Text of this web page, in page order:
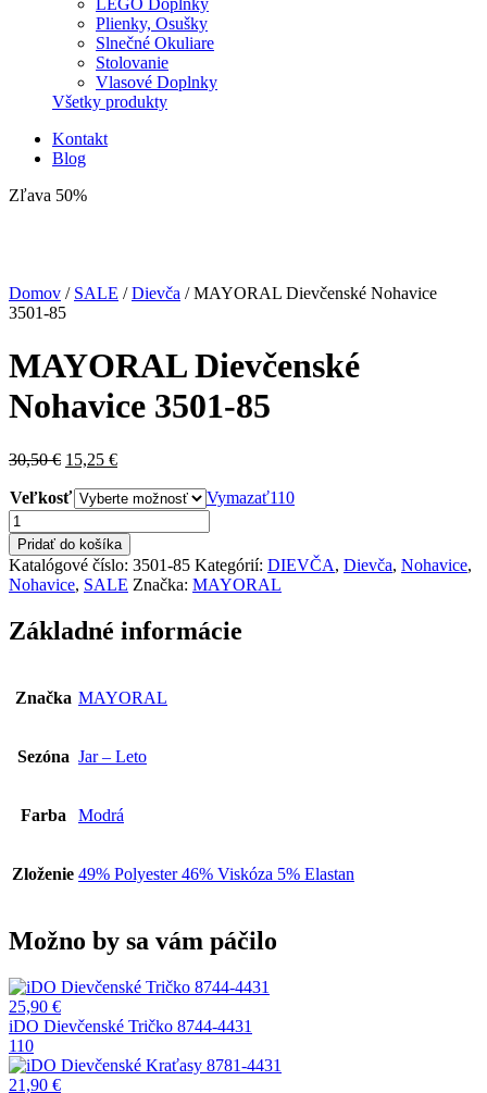
LEGO Doplnky
Plienky, Osušky
Slnečné Okuliare
Stolovanie
Vlasové Doplnky
Všetky produkty
Kontakt
Blog
Zľava 50%
Domov / SALE /Dievča / MAYORAL Dievčenské Nohavice
3501-85
MAYORAL Dievčenské
Nohavice 3501-85
30,50€ Pôvodná
bola:
30,50 €.
15,25 €Aktuálna
je:
15,25 €.
Veľkosť Vymazať110
množstvo
MAYORAL
Dievčenské
Nohavice
3501-
Pridať do košíka
Katalógové číslo: 3501-85 Kategórií: DIEVČA, Dievča, Nohavice,
Nohavice, SALE Značka: MAYORAL
Základné informácie
Značka MAYORAL
Sezóna Jar – Leto
Farba Modrá
Zloženie 49% Polyester 46% Viskóza 5% Elastan
Možno by sa vám páčilo
25,90 €
iDO Dievčenské Tričko 8744-4431
110
21,90 €